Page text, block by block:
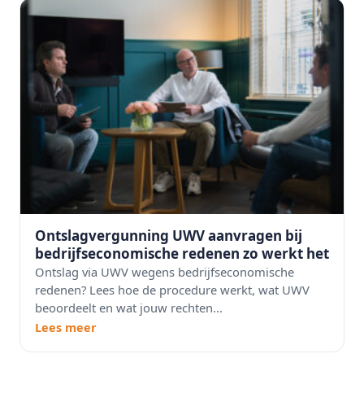
Ontslagvergunning UWV aanvragen bij
bedrijfseconomische redenen zo werkt het
Ontslag via UWV wegens bedrijfseconomische
redenen? Lees hoe de procedure werkt, wat UWV
beoordeelt en wat jouw rechten...
Lees meer